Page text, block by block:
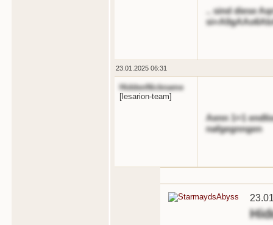
.. sind diese
23.01.2025 06:31
HiddenNickname
[lesarion-team]
Aenn 1+1
nafgegnngen